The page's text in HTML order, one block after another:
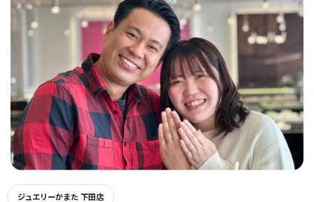
ジュエリーかまた 下田店